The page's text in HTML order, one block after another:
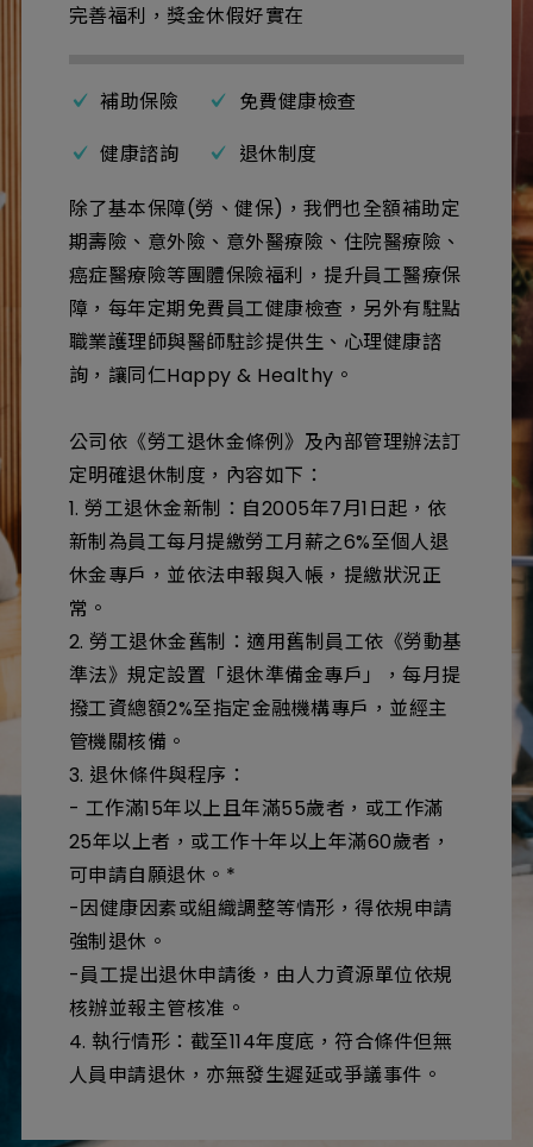
完善福利，獎金休假好實在
補助保險
免費健康檢查
健康諮詢
退休制度
除了基本保障(勞、健保)，我們也全額補助定
期壽險、意外險、意外醫療險、住院醫療險、
癌症醫療險等團體保險福利，提升員工醫療保
障，每年定期免費員工健康檢查，另外有駐點
職業護理師與醫師駐診提供生、心理健康諮
詢，讓同仁Happy & Healthy。
公司依《勞工退休金條例》及內部管理辦法訂
定明確退休制度，內容如下：
1. 勞工退休金新制：自2005年7月1日起，依
新制為員工每月提繳勞工月薪之6%至個人退
休金專戶，並依法申報與入帳，提繳狀況正
常。
2. 勞工退休金舊制：適用舊制員工依《勞動基
準法》規定設置「退休準備金專戶」，每月提
撥工資總額2%至指定金融機構專戶，並經主
管機關核備。
3. 退休條件與程序：
- 工作滿15年以上且年滿55歲者，或工作滿
25年以上者，或工作十年以上年滿60歲者，
可申請自願退休。*
-因健康因素或組織調整等情形，得依規申請
強制退休。
-員工提出退休申請後，由人力資源單位依規
核辦並報主管核准。
4. 執行情形：截至114年度底，符合條件但無
人員申請退休，亦無發生遲延或爭議事件。